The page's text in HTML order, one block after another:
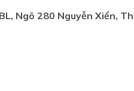
Ngõ 280 Nguyễn Xiển,